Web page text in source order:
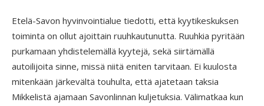
Etelä-Savon hyvinvointialue tiedotti, että kyytikeskuksen
toiminta on ollut ajoittain ruuhkautunutta. Ruuhkia pyritään
purkamaan yhdistelemällä kyytejä, sekä siirtämällä
autoilijoita sinne, missä niitä eniten tarvitaan. Ei kuulosta
mitenkään järkevältä touhulta, että ajatetaan taksia
Mikkelistä ajamaan Savonlinnan kuljetuksia. Välimatkaa kun